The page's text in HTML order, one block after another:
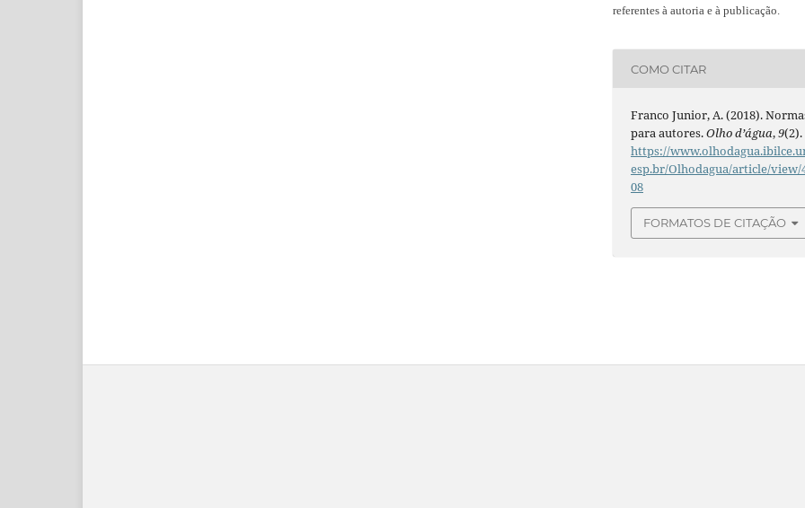
referentes à autoria e à publicação.
COMO CITAR
Franco Junior, A. (2018).
para autores.Olho d’água,9(2).
https://
esp.br/Olhodagua/article/view/
08
FORMATOS DE CITAÇÃO